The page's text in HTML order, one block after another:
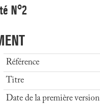
N°2
Référence
Titre
Date de la première version